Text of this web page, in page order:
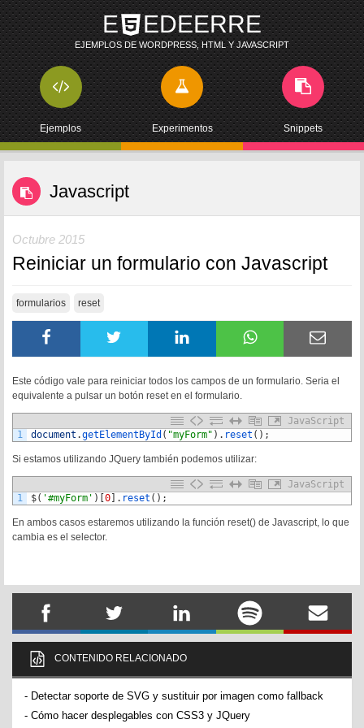
E EDEERRE
EJEMPLOS DE WORDPRESS, HTML Y JAVASCRIPT
Ejemplos Experimentos Snippets
Javascript
Octubre 2015
Reiniciar un formulario con Javascript
formularios reset
Este código vale para reiniciar todos los campos de un formulario. Seria el
equivalente a pulsar un botón reset en el formulario.
JavaScript
1
document .getElementById ( "myForm" ) . reset ( ) ;
Si estamos utilizando JQuery también podemos utilizar:
JavaScript
1
$( '#myForm' ) 0 . reset ( ) ;
En ambos casos estaremos utilizando la función reset() de Javascript, lo que
cambia es el selector.
CONTENIDO RELACIONADO
- Detectar soporte de SVG y sustituir por imagen como fallback
- Cómo hacer desplegables con CSS3 y JQuery